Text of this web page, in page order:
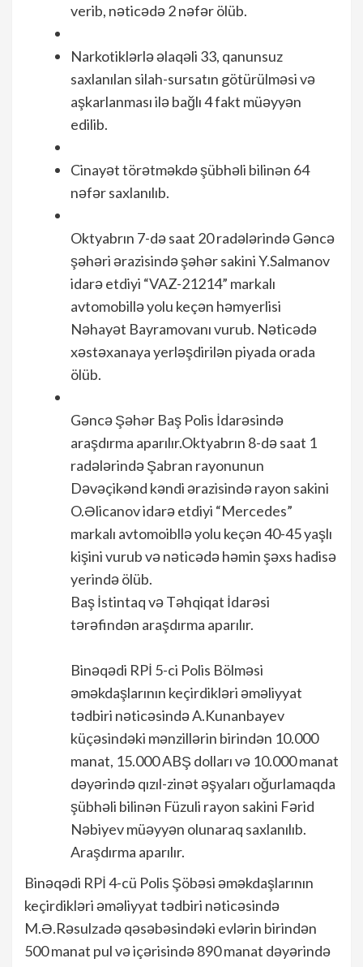
verib, nəticədə 2 nəfər ölüb.
Narkotiklərlə əlaqəli 33, qanunsuz
saxlanılan silah-sursatın götürülməsi və
aşkarlanması ilə bağlı 4 fakt müəyyən
edilib.
Cinayət törətməkdə şübhəli bilinən 64
nəfər saxlanılıb.
Oktyabrın 7-də saat 20 radələrində Gəncə
şəhəri ərazisində şəhər sakini Y.Salmanov
idarə etdiyi “VAZ-21214” markalı
avtomobillə yolu keçən həmyerlisi
Nəhayət Bayramovanı vurub. Nəticədə
xəstəxanaya yerləşdirilən piyada orada
ölüb.
Gəncə Şəhər Baş Polis İdarəsində
araşdırma aparılır.Oktyabrın 8-də saat 1
radələrində Şabran rayonunun
Dəvəçikənd kəndi ərazisində rayon sakini
O.Əlicanov idarə etdiyi “Mercedes”
markalı avtomoibllə yolu keçən 40-45 yaşlı
kişini vurub və nəticədə həmin şəxs hadisə
yerində ölüb.
Baş İstintaq və Təhqiqat İdarəsi
tərəfindən araşdırma aparılır.
Binəqədi RPİ 5-ci Polis Bölməsi
əməkdaşlarının keçirdikləri əməliyyat
tədbiri nəticəsində A.Kunanbayev
küçəsindəki mənzillərin birindən 10.000
manat, 15.000 ABŞ dolları və 10.000 manat
dəyərində qızıl-zinət əşyaları oğurlamaqda
şübhəli bilinən Füzuli rayon sakini Fərid
Nəbiyev müəyyən olunaraq saxlanılıb.
Araşdırma aparılır.
Binəqədi RPİ 4-cü Polis Şöbəsi əməkdaşlarının
keçirdikləri əməliyyat tədbiri nəticəsində
M.Ə.Rəsulzadə qəsəbəsindəki evlərin birindən
500 manat pul və içərisində 890 manat dəyərində